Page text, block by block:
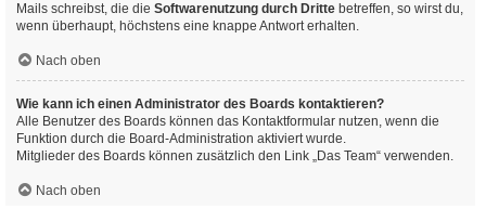
Mails schreibst, die die Softwarenutzung durch Dritte betreffen, so wirst du,
wenn überhaupt, höchstens eine knappe Antwort erhalten.
Nach oben
Wie kann ich einen Administrator des Boards kontaktieren?
Alle Benutzer des Boards können das Kontaktformular nutzen, wenn die
Funktion durch die Board-Administration aktiviert wurde.
Mitglieder des Boards können zusätzlich den Link „Das Team“ verwenden.
Nach oben